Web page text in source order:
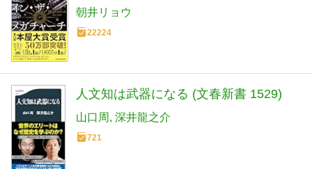
朝井リョウ
22224
人文知は武器になる (文春新書 1529)
山口周 深井龍之介
721